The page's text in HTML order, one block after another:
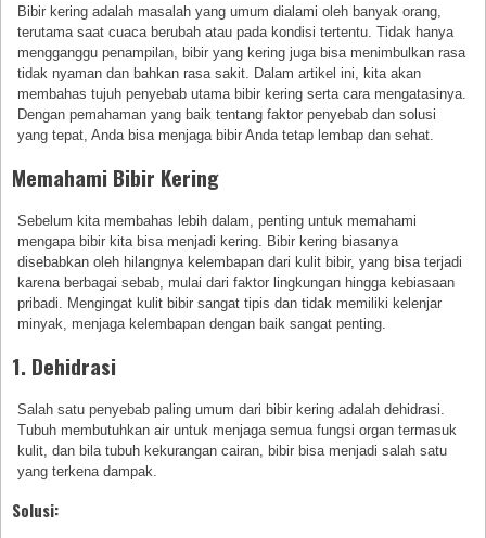
Bibir kering adalah masalah yang umum dialami oleh banyak orang,
terutama saat cuaca berubah atau pada kondisi tertentu. Tidak hanya
mengganggu penampilan, bibir yang kering juga bisa menimbulkan rasa
tidak nyaman dan bahkan rasa sakit. Dalam artikel ini, kita akan
membahas tujuh penyebab utama bibir kering serta cara mengatasinya.
Dengan pemahaman yang baik tentang faktor penyebab dan solusi
yang tepat, Anda bisa menjaga bibir Anda tetap lembap dan sehat.
Memahami Bibir Kering
Sebelum kita membahas lebih dalam, penting untuk memahami
mengapa bibir kita bisa menjadi kering. Bibir kering biasanya
disebabkan oleh hilangnya kelembapan dari kulit bibir, yang bisa terjadi
karena berbagai sebab, mulai dari faktor lingkungan hingga kebiasaan
pribadi. Mengingat kulit bibir sangat tipis dan tidak memiliki kelenjar
minyak, menjaga kelembapan dengan baik sangat penting.
1. Dehidrasi
Salah satu penyebab paling umum dari bibir kering adalah dehidrasi.
Tubuh membutuhkan air untuk menjaga semua fungsi organ termasuk
kulit, dan bila tubuh kekurangan cairan, bibir bisa menjadi salah satu
yang terkena dampak.
Solusi: